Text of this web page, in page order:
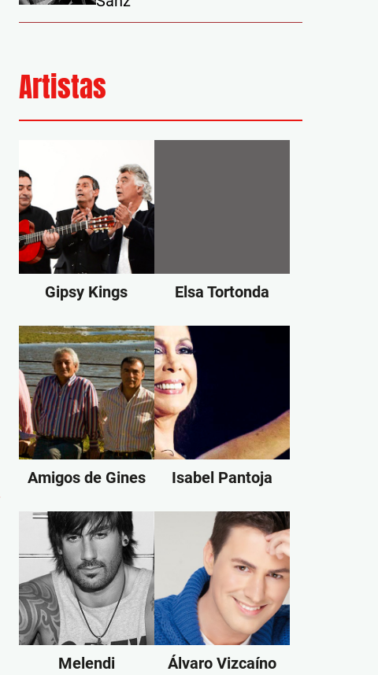
Artistas
Gipsy Kings Elsa Tortonda
Amigos de Gines Isabel Pantoja
Melendi Álvaro Vizcaíno